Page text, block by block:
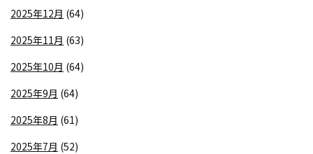
2025年12月 (64)
2025年11月 (63)
2025年10月 (64)
2025年9月 (64)
2025年8月 (61)
2025年7月 (52)